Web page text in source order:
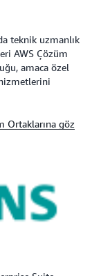
teknik uzmanlık
AWS Çözüm
amaca özel
Ortaklarına göz